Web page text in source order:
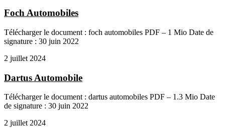
Foch Automobiles
Télécharger le document : foch automobiles PDF – 1 Mio Date de
signature : 30 juin 2022
2 juillet 2024
Dartus Automobile
Télécharger le document : dartus automobiles PDF – 1.3 Mio Date
de signature : 30 juin 2022
2 juillet 2024